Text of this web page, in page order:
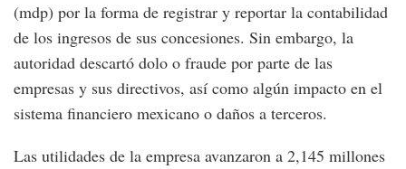
(mdp) por la forma de registrar y reportar la contabilidad
de los ingresos de sus concesiones. Sin embargo, la
autoridad descartó dolo o fraude por parte de las
empresas y sus directivos, así como algún impacto en el
sistema financiero mexicano o daños a terceros.
Las utilidades de la empresa avanzaron a 2,145 millones